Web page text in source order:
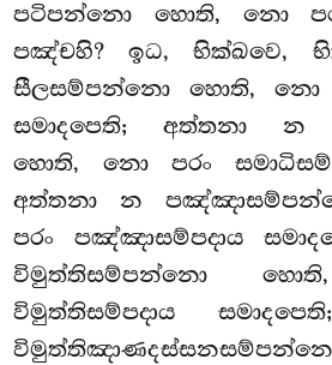
පටිපන්නො හොති, නො
පඤ්චහි? ඉධ, භික්ඛවෙ,
සීලසම්පන්නො හොති, නො
සමාදපෙති; අත්තනා න
හොති, නො පරං
අත්තනා න
පරං පඤ්ඤාසම්පදාය
විමුත්තිසම්පන්නො
විමුත්තිසම්පදාය